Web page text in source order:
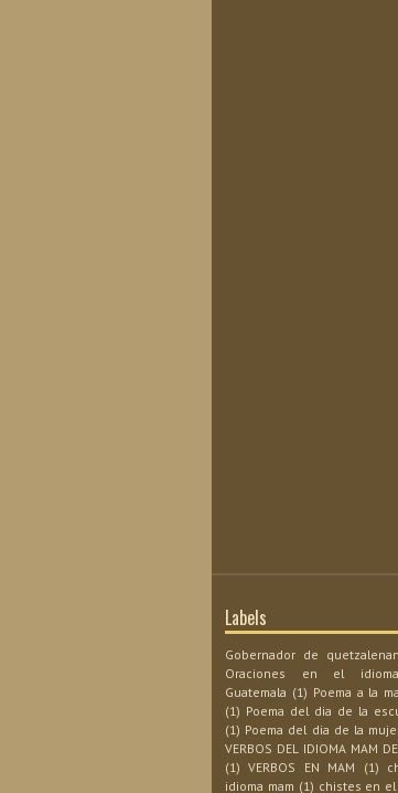
Labels
Gobernador de
Oraciones en el
Guatemala (1) Poema a la
(1) Poema del dia de la
(1) Poema del dia de la
VERBOS DEL IDIOMA MAM
(1) VERBOS EN MAM (1)
idioma mam (1) chistes en el